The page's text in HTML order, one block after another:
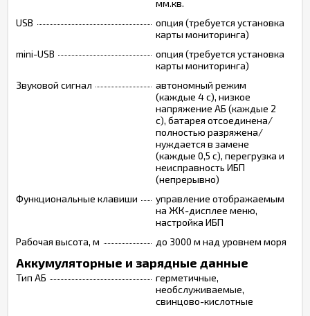
мм.кв.
USB
опция (требуется установка
карты мониторинга)
mini-USB
опция (требуется установка
карты мониторинга)
Звуковой сигнал
автономный режим
(каждые 4 с), низкое
напряжение АБ (каждые 2
с), батарея отсоединена/
полностью разряжена/
нуждается в замене
(каждые 0,5 с), перегрузка и
неисправность ИБП
(непрерывно)
Функциональные клавиши
управление отображаемым
на ЖК-дисплее меню,
настройка ИБП
Рабочая высота, м
до 3000 м над уровнем моря
Аккумуляторные и зарядные данные
Тип АБ
герметичные,
необслуживаемые,
свинцово-кислотные